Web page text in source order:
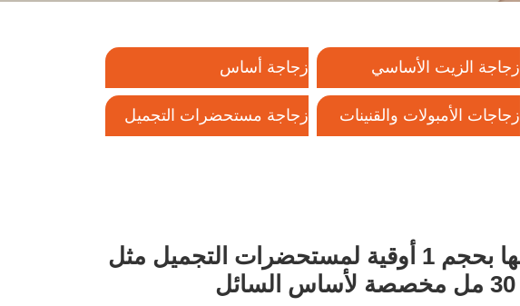
أمبول زجاجة الزيت الأساسي زجاجة أساس
زجاجات الأمبولات والقنينات زجاجة مستحضرات التجميل
زجاجة ضغط وردي فريدة من نوعها بحجم 1 أوقية لمستحضرات التجميل مثل